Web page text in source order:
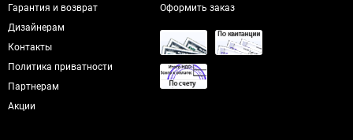
Гарантия и возврат
Дизайнерам
Контакты
Политика приватности
Партнерам
Акции
Оформить заказ